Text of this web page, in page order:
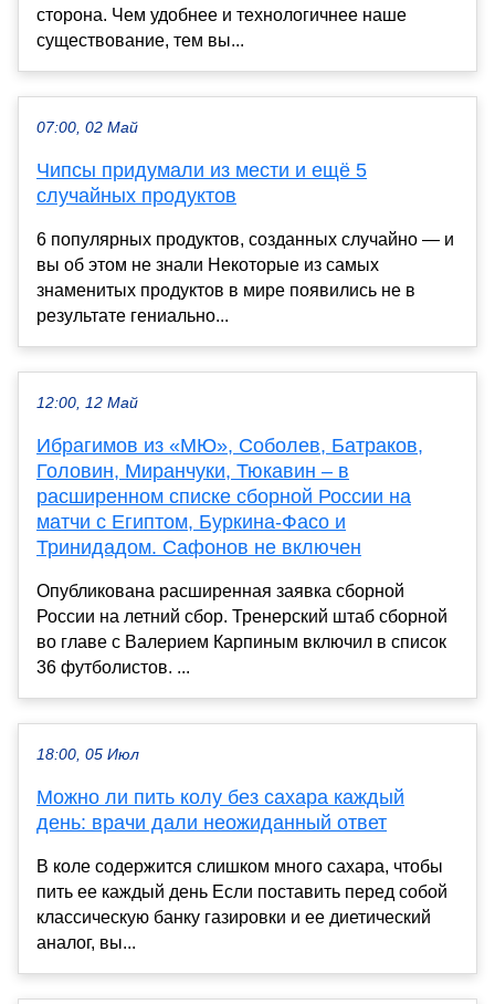
сторона. Чем удобнее и технологичнее наше
существование, тем вы...
07:00, 02 Май
Чипсы придумали из мести и ещё 5
случайных продуктов
6 популярных продуктов, созданных случайно — и
вы об этом не знали Некоторые из самых
знаменитых продуктов в мире появились не в
результате гениально...
12:00, 12 Май
Ибрагимов из «МЮ», Соболев, Батраков,
Головин, Миранчуки, Тюкавин – в
расширенном списке сборной России на
матчи с Египтом, Буркина-Фасо и
Тринидадом. Сафонов не включен
Опубликована расширенная заявка сборной
России на летний сбор. Тренерский штаб сборной
во главе с Валерием Карпиным включил в список
36 футболистов. ...
18:00, 05 Июл
Можно ли пить колу без сахара каждый
день: врачи дали неожиданный ответ
В коле содержится слишком много сахара, чтобы
пить ее каждый день Если поставить перед собой
классическую банку газировки и ее диетический
аналог, вы...